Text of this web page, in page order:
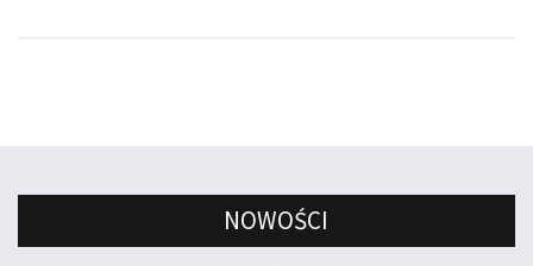
NOWOŚCI